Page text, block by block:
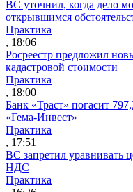
ВС уточнил, когда дело
открывшимся
Практика
, 18:06
Росреестр предложил
кадастровой стоимости
Практика
, 18:00
Банк «Траст» погасит
«Гема-Инвест»
Практика
, 17:51
ВС запретил уравнивать
НДС
Практика